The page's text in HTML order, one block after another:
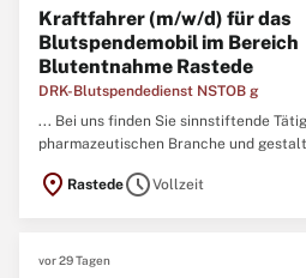
Kraftfahrer (m/w/d) für das
Blutspendemobil im Bereich
Blutentnahme Rastede
DRK-Blutspendedienst NSTOB g
... Bei uns finden Sie sinnstiftende
pharmazeutischen Branche und
location_on RastedescheduleVollzeit
vor 29 Tagen